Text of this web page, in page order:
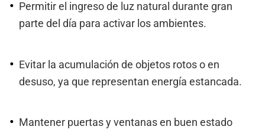
Permitir el ingreso de luz natural durante gran
parte del día para activar los ambientes.
Evitar la acumulación de objetos rotos o en
desuso, ya que representan energía estancada.
Mantener puertas y ventanas en buen estado